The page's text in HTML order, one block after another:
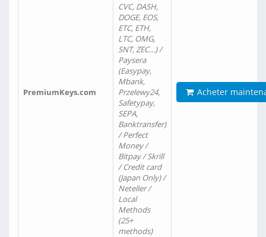
PremiumKeys.com
CVC, DASH,
DOGE, EOS,
ETC, ETH,
LTC, OMG,
SNT, ZEC…) /
Paysera
(Easypay,
Mbank,
Przelewy24,
Safetypay,
SEPA,
Banktransfer)
/ Perfect
Money /
Bitpay / Skrill
/ Credit card
(Japan Only) /
Neteller /
Local
Methods
(25+
methods)
Acheter